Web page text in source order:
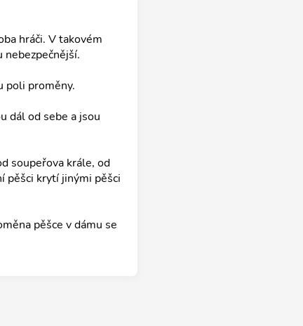
hráči. V takovém
nebezpečnější.
poli proměny.
dál od sebe a jsou
soupeřova krále, od
pěšci krytí jinými pěšci
pěšce v dámu se